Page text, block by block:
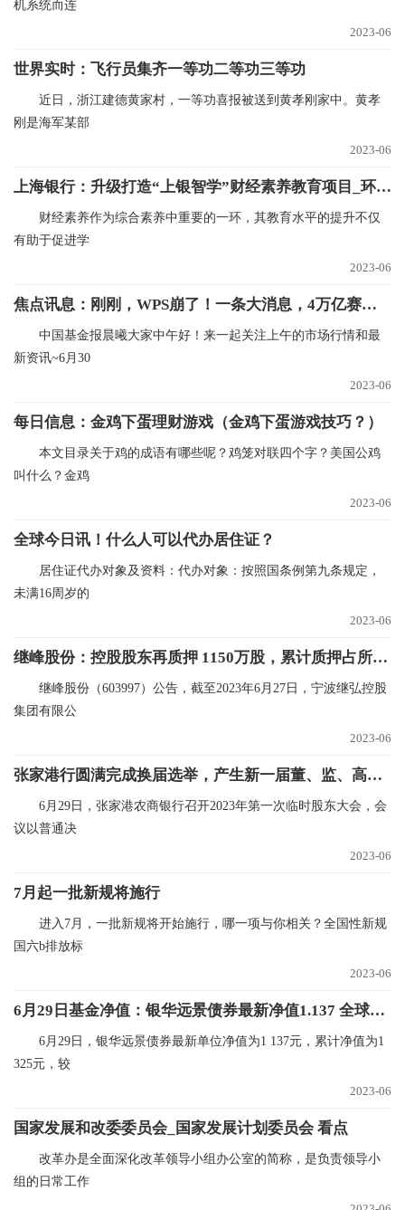
机系统而连
2023-06
世界实时：飞行员集齐一等功二等功三等功
近日，浙江建德黄家村，一等功喜报被送到黄孝刚家中。黄孝
刚是海军某部
2023-06
上海银行：升级打造“上银智学”财经素养教育项目_环球快资讯
财经素养作为综合素养中重要的一环，其教育水平的提升不仅
有助于促进学
2023-06
焦点讯息：刚刚，WPS崩了！一条大消息，4万亿赛道狂飙！
中国基金报晨曦大家中午好！来一起关注上午的市场行情和最
新资讯~6月30
2023-06
每日信息：金鸡下蛋理财游戏（金鸡下蛋游戏技巧？）
本文目录关于鸡的成语有哪些呢？鸡笼对联四个字？美国公鸡
叫什么？金鸡
2023-06
全球今日讯！什么人可以代办居住证？
居住证代办对象及资料：代办对象：按照国条例第九条规定，
未满16周岁的
2023-06
继峰股份：控股股东再质押 1150万股，累计质押占所持66.7%
继峰股份（603997）公告，截至2023年6月27日，宁波继弘控股
集团有限公
2023-06
张家港行圆满完成换届选举，产生新一届董、监、高成员_环球播报
6月29日，张家港农商银行召开2023年第一次临时股东大会，会
议以普通决
2023-06
7月起一批新规将施行
进入7月，一批新规将开始施行，哪一项与你相关？全国性新规
国六b排放标
2023-06
6月29日基金净值：银华远景债券最新净值1.137 全球新资讯
6月29日，银华远景债券最新单位净值为1 137元，累计净值为1
325元，较
2023-06
国家发展和改委委员会_国家发展计划委员会 看点
改革办是全面深化改革领导小组办公室的简称，是负责领导小
组的日常工作